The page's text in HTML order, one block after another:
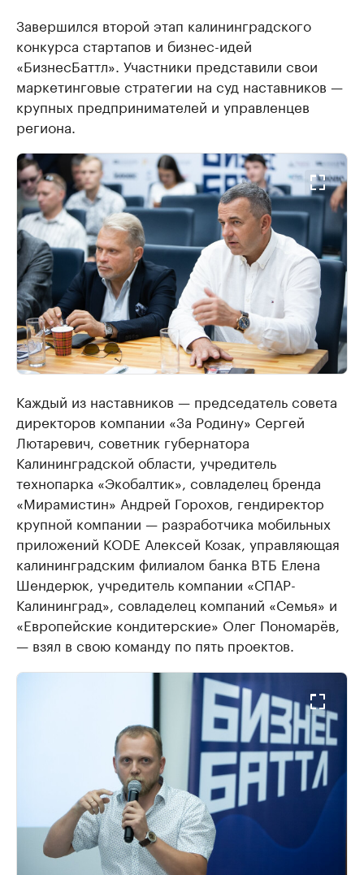
Завершился второй этап калининградского
конкурса стартапов и бизнес-идей
«БизнесБаттл». Участники представили свои
маркетинговые стратегии на суд наставников —
крупных предпринимателей и управленцев
региона.
Каждый из наставников — председатель совета
директоров компании «За Родину» Сергей
Лютаревич, советник губернатора
Калининградской области, учредитель
технопарка «Экобалтик», совладелец бренда
«Мирамистин» Андрей Горохов, гендиректор
крупной компании — разработчика мобильных
приложений KODE Алексей Козак, управляющая
калининградским филиалом банка ВТБ Елена
Шендерюк, учредитель компании «СПАР-
Калининград», совладелец компаний «Семья» и
«Европейские кондитерские» Олег Пономарёв,
— взял в свою команду по пять проектов.